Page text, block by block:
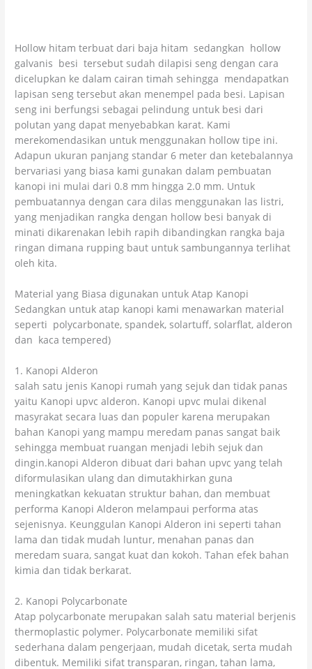
Hollow hitam terbuat dari baja hitam sedangkan hollow
galvanis besi tersebut sudah dilapisi seng dengan cara
dicelupkan ke dalam cairan timah sehingga mendapatkan
lapisan seng tersebut akan menempel pada besi. Lapisan
seng ini berfungsi sebagai pelindung untuk besi dari
polutan yang dapat menyebabkan karat. Kami
merekomendasikan untuk menggunakan hollow tipe ini.
Adapun ukuran panjang standar 6 meter dan ketebalannya
bervariasi yang biasa kami gunakan dalam pembuatan
kanopi ini mulai dari 0.8 mm hingga 2.0 mm. Untuk
pembuatannya dengan cara dilas menggunakan las listri,
yang menjadikan rangka dengan hollow besi banyak di
minati dikarenakan lebih rapih dibandingkan rangka baja
ringan dimana rupping baut untuk sambungannya terlihat
oleh kita.
Material yang Biasa digunakan untuk Atap Kanopi
Sedangkan untuk atap kanopi kami menawarkan material
seperti polycarbonate, spandek, solartuff, solarflat, alderon
dan kaca tempered)
1. Kanopi Alderon
salah satu jenis Kanopi rumah yang sejuk dan tidak panas
yaitu Kanopi upvc alderon. Kanopi upvc mulai dikenal
masyrakat secara luas dan populer karena merupakan
bahan Kanopi yang mampu meredam panas sangat baik
sehingga membuat ruangan menjadi lebih sejuk dan
dingin.kanopi Alderon dibuat dari bahan upvc yang telah
diformulasikan ulang dan dimutakhirkan guna
meningkatkan kekuatan struktur bahan, dan membuat
performa Kanopi Alderon melampaui performa atas
sejenisnya. Keunggulan Kanopi Alderon ini seperti tahan
lama dan tidak mudah luntur, menahan panas dan
meredam suara, sangat kuat dan kokoh. Tahan efek bahan
kimia dan tidak berkarat.
2. Kanopi Polycarbonate
Atap polycarbonate merupakan salah satu material berjenis
thermoplastic polymer. Polycarbonate memiliki sifat
sederhana dalam pengerjaan, mudah dicetak, serta mudah
dibentuk. Memiliki sifat transparan, ringan, tahan lama,